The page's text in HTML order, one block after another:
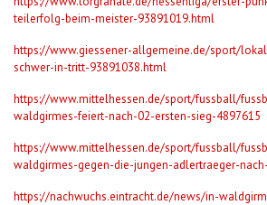
teilerfolg-beim-meister-93891019.html
https://www.giessener-allgemeine.de/sport/
schwer-in-tritt-93891038.html
https://www.mittelhessen.de/sport/fussball/
waldgirmes-feiert-nach-02-ersten-sieg-4897615
https://www.mittelhessen.de/sport/fussball/
waldgirmes-gegen-die-jungen-adlertraeger-
https://nachwuchs.eintracht.de/news/in-